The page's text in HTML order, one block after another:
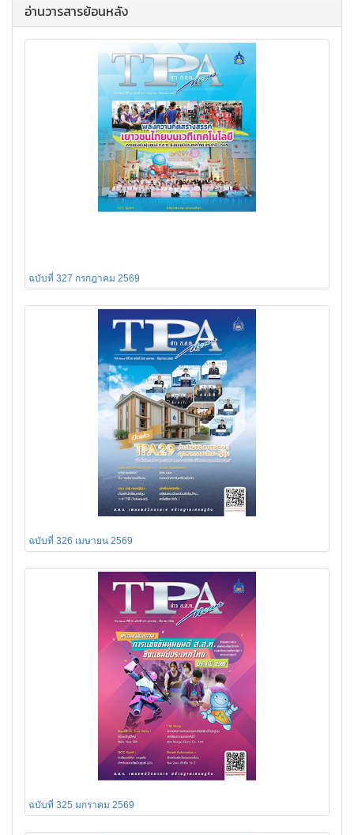
อ่านวารสารย้อนหลัง
ฉบับที่ 327 กรกฎาคม 2569
ฉบับที่ 326 เมษายน 2569
ฉบับที่ 325 มกราคม 2569